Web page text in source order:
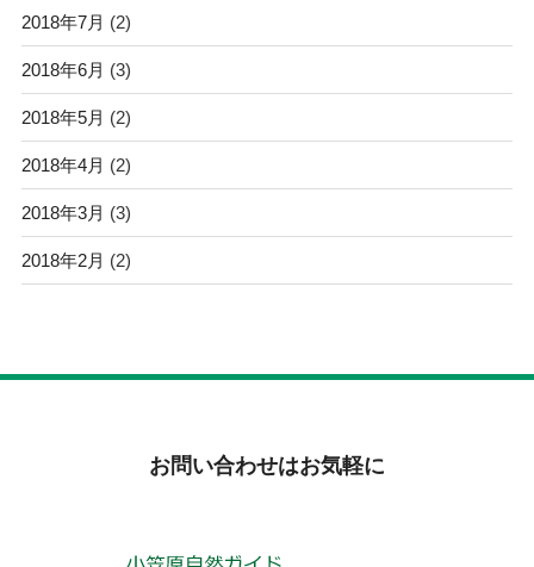
2018年7月 (2)
2018年6月 (3)
2018年5月 (2)
2018年4月 (2)
2018年3月 (3)
2018年2月 (2)
お問い合わせはお気軽に